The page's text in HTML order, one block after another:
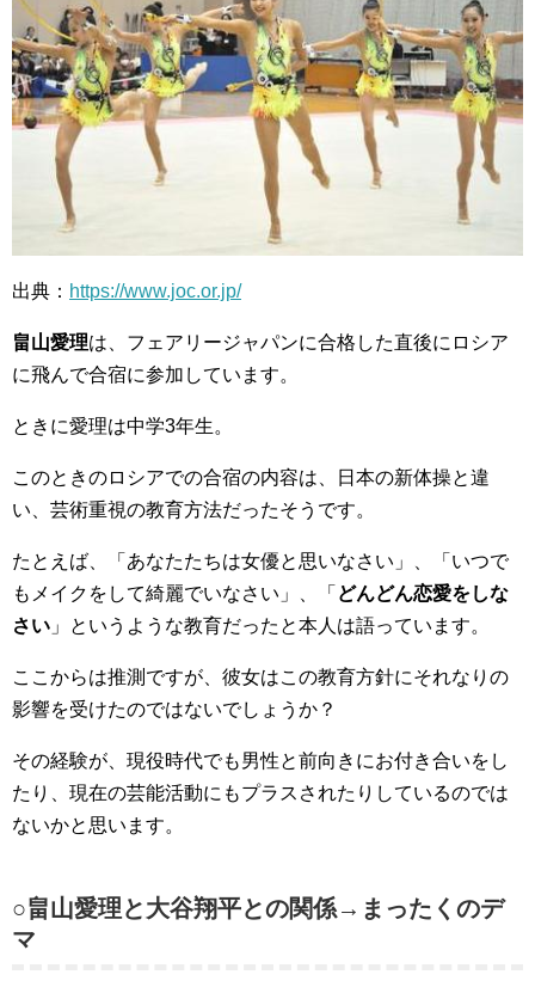
出典： https://www.joc.or.jp/
畠山愛理は、フェアリージャパンに合格した直後にロシア
に飛んで合宿に参加しています。
ときに愛理は中学3年生。
このときのロシアでの合宿の内容は、日本の新体操と違
い、芸術重視の教育方法だったそうです。
たとえば、「あなたたちは女優と思いなさい」、「いつで
もメイクをして綺麗でいなさい」、「 どんどん恋愛をしな
さい 」というような教育だったと本人は語っています。
ここからは推測ですが、彼女はこの教育方針にそれなりの
影響を受けたのではないでしょうか？
その経験が、現役時代でも男性と前向きにお付き合いをし
たり、現在の芸能活動にもプラスされたりしているのでは
ないかと思います。
○畠山愛理と大谷翔平との関係→まったくのデ
マ